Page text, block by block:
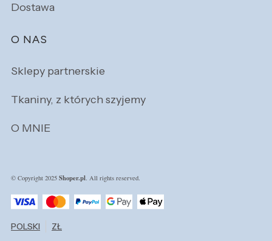
Dostawa
O NAS
Sklepy partnerskie
Tkaniny, z których szyjemy
O MNIE
© Copyright 2025 Shoper.pl . All rights reserved.
POLSKI ZŁ